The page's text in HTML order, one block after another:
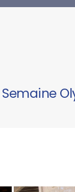
Semaine